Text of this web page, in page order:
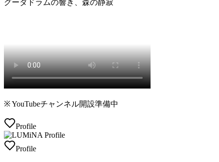
グーダドラムの響き、森の静寂
※ YouTubeチャンネル開設準備中
Profile
Profile